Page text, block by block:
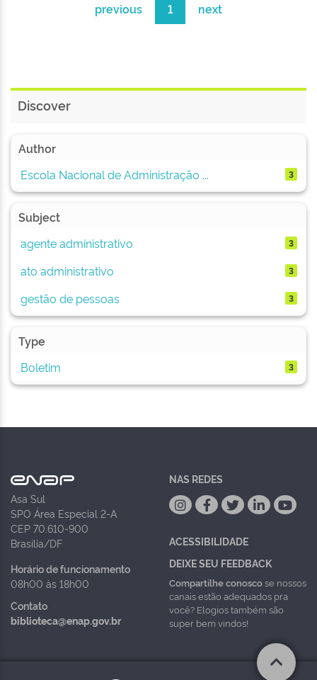
previous 1 next
Discover
Author
Escola Nacional de Administração ...
3
Subject
agente administrativo
3
ato administrativo 3
gestão de pessoas 3
Type
Boletim
3
Asa Sul
SPO Área Especial 2-A
CEP 70.610-900
Brasília/DF
Horário de funcionamento
08h00 às 18h00
Contato
biblioteca@enap.gov.br
NAS REDES
ACESSIBILIDADE
DEIXE SEU FEEDBACK
Compartilhe conoscose nossos
canais estão adequados pra
você? Elogios também são
super bem vindos!